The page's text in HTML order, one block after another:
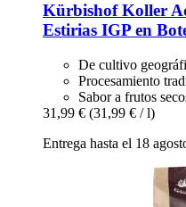
Kürbishof Koller
Estirias IGP en
De cultivo
Procesamiento
Sabor a frutos
31,99 € (31,99 € / l)
Entrega hasta el 18